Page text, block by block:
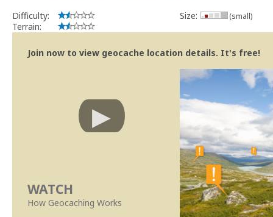
Difficulty:
Terrain:
Size: (small)
Join now to view geocache location details. It's free!
WATCH
How Geocaching Works